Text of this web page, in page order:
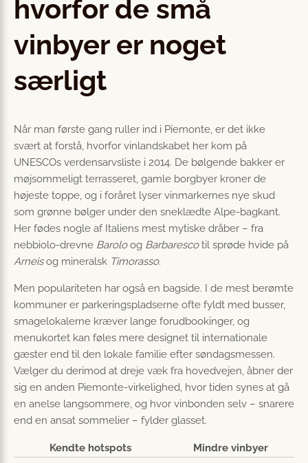
hvorfor de små
vinbyer er noget
særligt
Når man første gang ruller ind i Piemonte, er det ikke
svært at forstå, hvorfor vinlandskabet her kom på
UNESCOs verdensarvsliste i 2014. De bølgende bakker er
møjsommeligt terrasseret, gamle borgbyer kroner de
højeste toppe, og i foråret lyser vinmarkernes nye skud
som grønne bølger under den sneklædte Alpe-bagkant.
Her fødes nogle af Italiens mest mytiske dråber – fra
nebbiolo-drevne Baroloog Barbarescotil sprøde hvide på
Arneisog mineralsk Timorasso.
Men populariteten har også en bagside. I de mest berømte
kommuner er parkeringspladserne ofte fyldt med busser,
smagelokalerne kræver lange forud­booking­er, og
menukortet kan føles mere designet til internationale
gæster end til den lokale familie efter søndags­messen.
Vælger du derimod at dreje væk fra hovedvejen, åbner der
sig en anden Piemonte-virkelighed, hvor tiden synes at gå
en anelse langsommere, og hvor vinbonden selv – snarere
end en ansat sommelier – fylder glasset.
Kendte hotspots Mindre vinbyer